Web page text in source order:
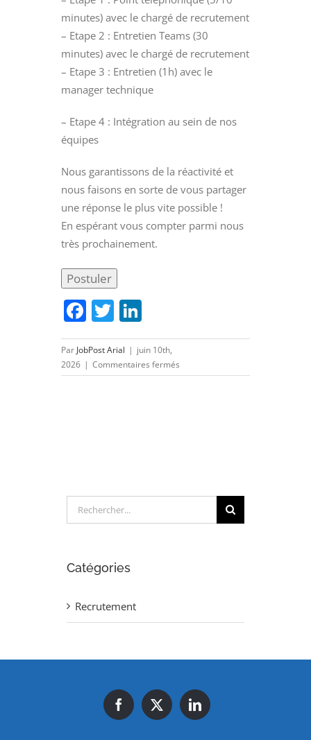
minutes) avec le chargé de recrutement
– Etape 2 : Entretien Teams (30
minutes) avec le chargé de recrutement
– Etape 3 : Entretien (1h) avec le
manager technique
– Etape 4 : Intégration au sein de nos
équipes
Nous garantissons de la réactivité et
nous faisons en sorte de vous partager
une réponse le plus vite possible !
En espérant vous compter parmi nous
très prochainement.
Facebook
Twitter
Par JobPost Arial | juin 10th,
2026 | Commentaires fermés
INGENIEUR
Rechercher:
Catégories
Recrutement